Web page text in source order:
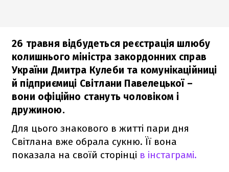
26 травня відбудеться реєстрація шлюбу
колишнього міністра закордонних справ
України Дмитра Кулеби та комунікаційниці
й підприємиці Світлани Павелецької –
вони офіційно стануть чоловіком і
дружиною.
Для цього знакового в житті пари дня
Світлана вже обрала сукню. Її вона
показала на своїй сторінці в інстаграмі.